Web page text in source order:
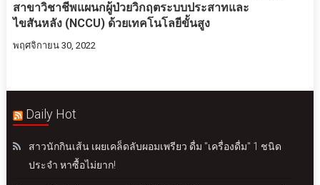
สาขาวิชาชีพแผนกผู้ป่วยวิกฤตระบบประสาทและ
ไขสันหลัง (NCCU) ด้วยเทคโนโลยีขั้นสูง
พฤศจิกายน 30, 2022
Daily Hot
สาวนักกินเส้น เผยเคล็ดลับผอมเพรียว ดื่ม "เครื่องดื่ม" 1 ชนิด
ประจำ หาซื้อไม่ยาก!